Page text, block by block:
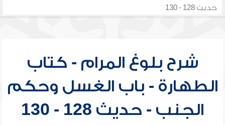
حديث 128 - 130
شرح بلوغ المرام - كتاب
الطهارة - باب الغسل وحكم
الجنب - حديث 128 - 130